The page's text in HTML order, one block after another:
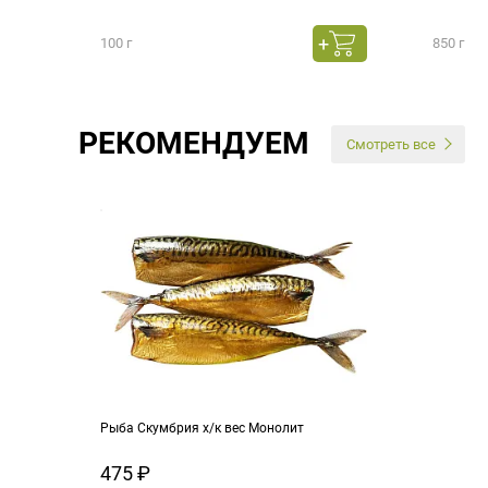
100 г 850 г
РЕКОМЕНДУЕМ Смотреть все
Рыба Скумбрия х/к вес Монолит
475 ₽